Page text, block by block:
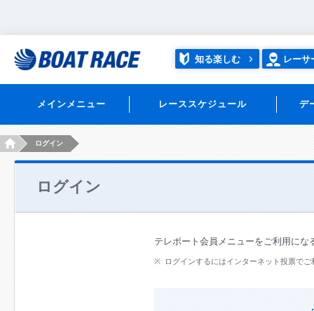
知る楽しむ レーサ
メインメニュー レーススケジュール デ
HOMEログイン
ログイン
テレボート会員メニューをご利用にな
ログインするにはインターネット投票で